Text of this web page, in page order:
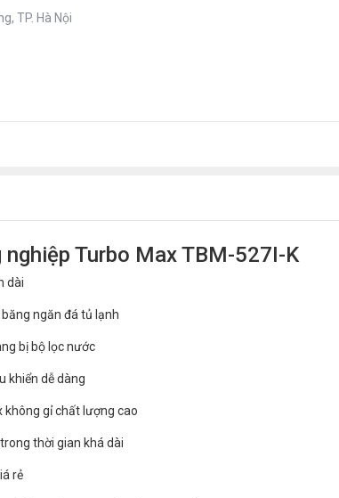
TP. Hà Nội
Turbo Max TBM-527I-K
dài
ngăn đá tủ lạnh
bị bộ lọc nước
khiển dễ dàng
không gỉ chất lượng cao
thời gian khá dài
rẻ